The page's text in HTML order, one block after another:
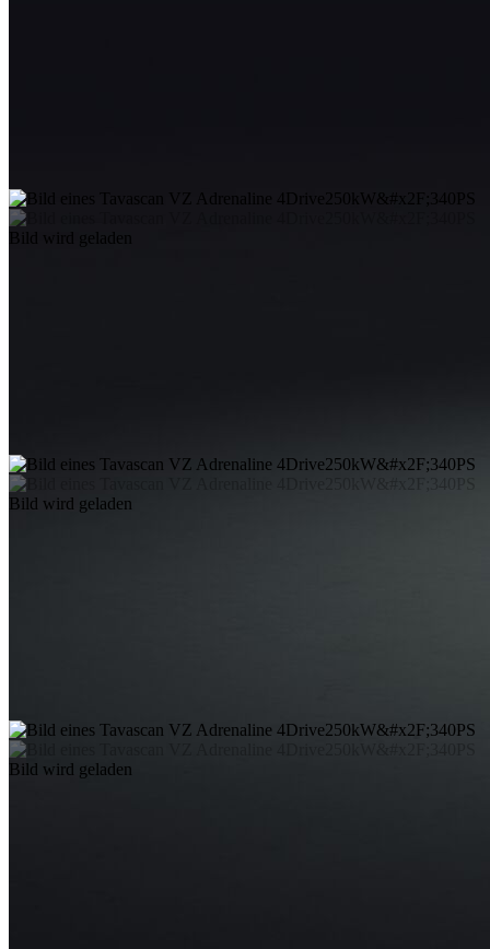
Bild wird geladen
Bild wird geladen
Bild wird geladen